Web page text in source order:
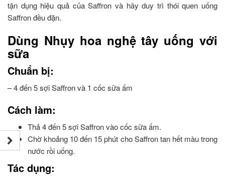
tận dụng hiệu quả của Saffron và hãy duy trì thói quen uống
Saffron đều đặn.
Dùng Nhụy hoa nghệ tây uống với
sữa
Chuẩn bị:
– 4 đến 5 sợi Saffron và 1 cốc sữa ấm
Cách làm:
Thả 4 đến 5 sợi Saffron vào cốc sữa ấm.
Chờ khoảng 10 đến 15 phút cho Saffron tan hết màu trong
nước rồi uống.
Tác dụng: